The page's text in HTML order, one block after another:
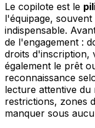
Le copilote est le
l'équipage,
indispensable.
de l'engagement :
droits d'inscription,
également le prêt
reconnaissance
lecture attentive du
restrictions, zones
manquer sous